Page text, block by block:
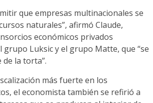
que empresas multinacionales se
naturales”, afirmó Claude,
económicos privados
grupo Luksic y el grupo Matte, que “se
la torta”.
más fuerte en los
el economista también se refirió a